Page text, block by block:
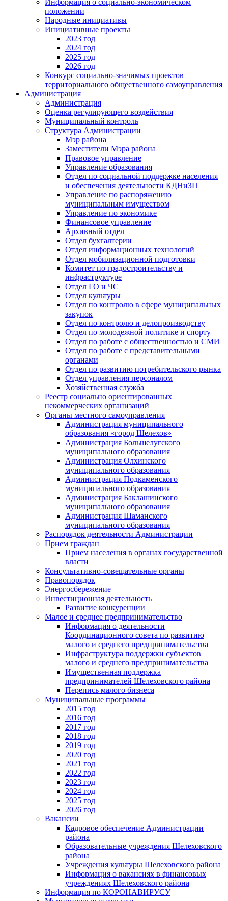
положении
Народные инициативы
Инициативные проекты
2023 год
2024 год
2025 год
2026 год
Конкурс социально-значимых проектов
территориального общественного самоуправления
Администрация
Администрация
Оценка регулирующего воздействия
Муниципальный контроль
Структура Администрации
Мэр района
Заместители Мэра района
Правовое управление
Управление образования
Отдел по социальной поддержке населения
и обеспечения деятельности КДНиЗП
Управление по распоряжению
муниципальным имуществом
Управление по экономике
Финансовое управление
Архивный отдел
Отдел бухгалтерии
Отдел информационных технологий
Отдел мобилизационной подготовки
Комитет по градостроительству и
инфраструктуре
Отдел ГО и ЧС
Отдел культуры
Отдел по контролю в сфере муниципальных
закупок
Отдел по контролю и делопроизводству
Отдел по молодежной политике и спорту
Отдел по работе с общественностью и СМИ
Отдел по работе с представительными
органами
Отдел по развитию потребительского рынка
Отдел управления персоналом
Хозяйственная служба
Реестр социально ориентированных
некоммерческих организаций
Органы местного самоуправления
Администрация муниципального
образования «город Шелехов»
Администрация Большелугского
муниципального образования
Администрация Олхинского
муниципального образования
Администрация Подкаменского
муниципального образования
Администрация Баклашинского
муниципального образования
Администрация Шаманского
муниципального образования
Распорядок деятельности Администрации
Прием граждан
Прием населения в органах государственной
власти
Консультативно-совещательные органы
Правопорядок
Энергосбережение
Инвестиционная деятельность
Развитие конкуренции
Малое и среднее предпринимательство
Информация о деятельности
Координационного совета по развитию
малого и среднего предпринимательства
Инфраструктура поддержки субъектов
малого и среднего предпринимательства
Имущественная поддержка
предпринимателей Шелеховского района
Перепись малого бизнеса
Муниципальные программы
2015 год
2016 год
2017 год
2018 год
2019 год
2020 год
2021 год
2022 год
2023 год
2024 год
2025 год
2026 год
Вакансии
Кадровое обеспечение Администрации
района
Образовательные учреждения Шелеховского
района
Учреждения культуры Шелеховского района
Информация о вакансиях в финансовых
учреждениях Шелеховского района
Информация по КОРОНАВИРУСУ